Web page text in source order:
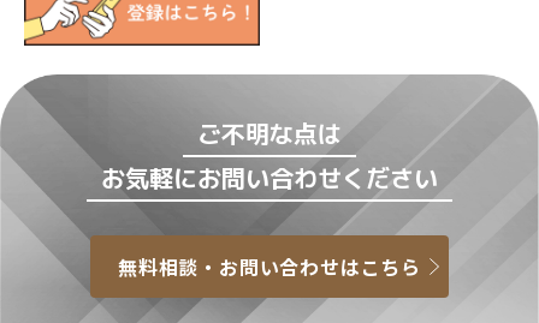
ご不明な点は
お気軽にお問い合わせください
無料相談・お問い合わせはこちら